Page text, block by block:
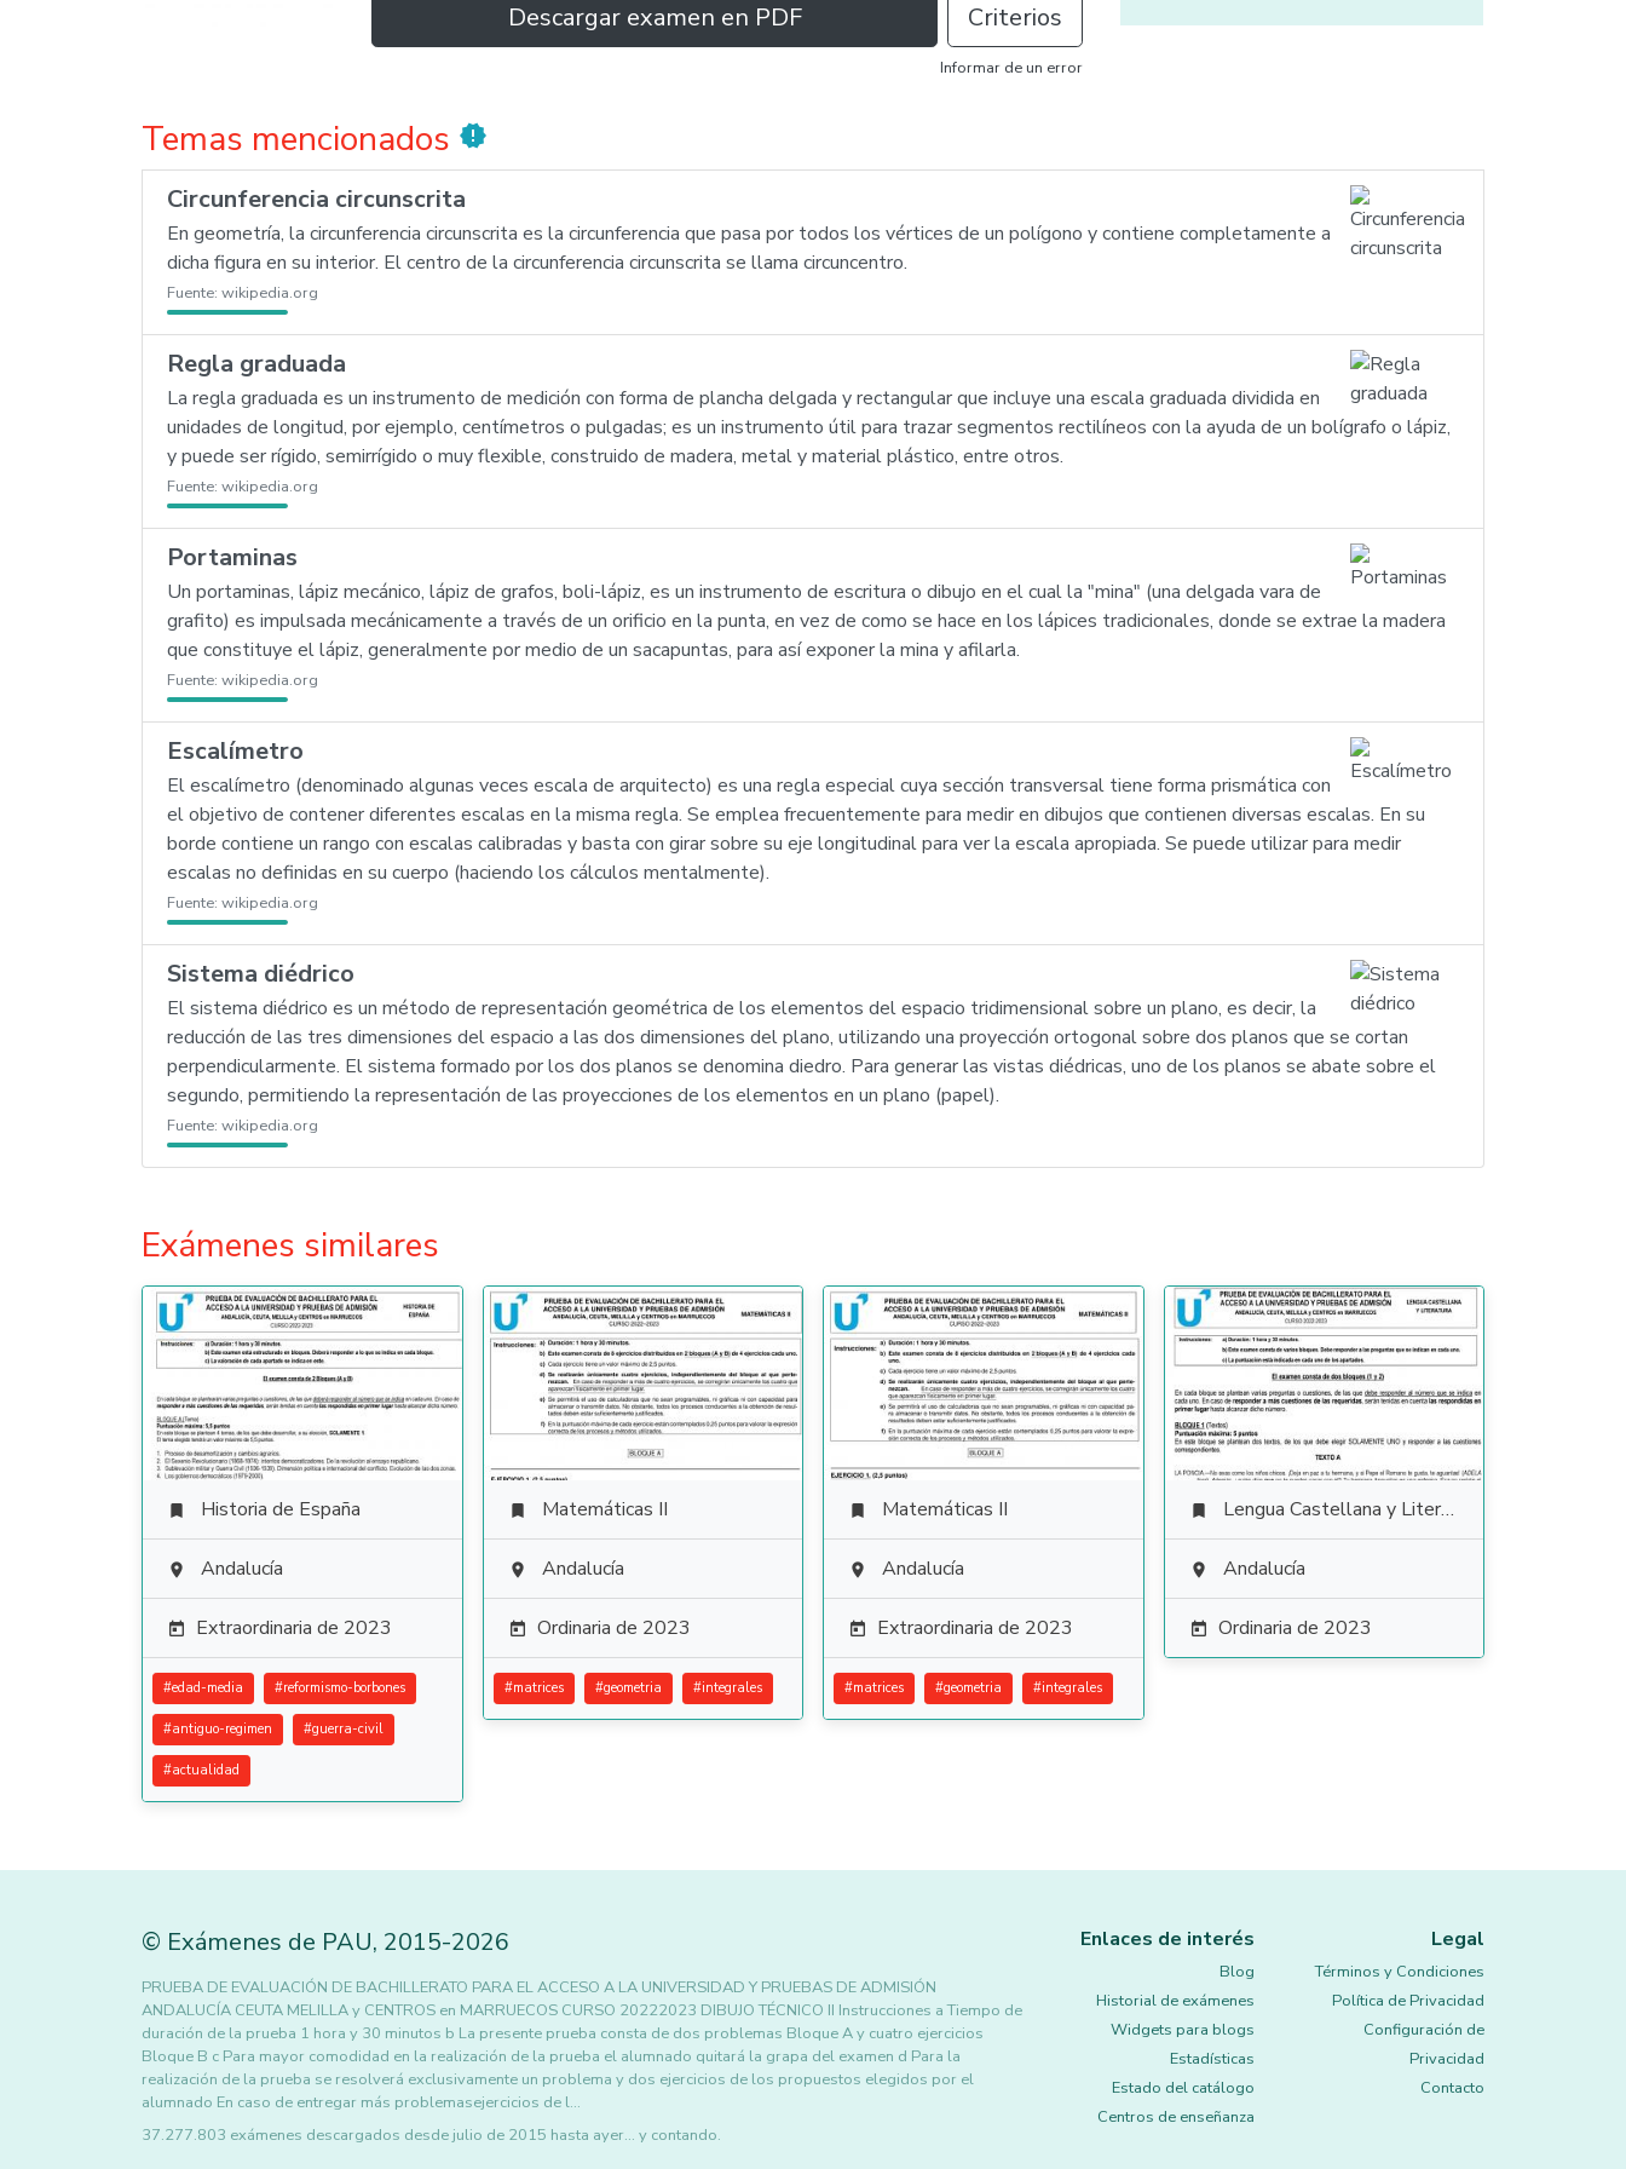
Descargar examen en PDF Criterios
Informar de un error
Temas mencionados new_releases
Circunferencia circunscrita
En geometría, la circunferencia circunscrita es la circunferencia que pasa por todos los vértices de un polígono y contiene completamente a
dicha figura en su interior. El centro de la circunferencia circunscrita se llama circuncentro.
Fuente: wikipedia.org
Regla graduada
La regla graduada es un instrumento de medición con forma de plancha delgada y rectangular que incluye una escala graduada dividida en
unidades de longitud, por ejemplo, centímetros o pulgadas; es un instrumento útil para trazar segmentos rectilíneos con la ayuda de un bolígrafo o lápiz,
y puede ser rígido, semirrígido o muy flexible, construido de madera, metal y material plástico, entre otros.
Fuente: wikipedia.org
Portaminas
Un portaminas, lápiz mecánico, lápiz de grafos, boli-lápiz, es un instrumento de escritura o dibujo en el cual la "mina" (una delgada vara de
grafito) es impulsada mecánicamente a través de un orificio en la punta, en vez de como se hace en los lápices tradicionales, donde se extrae la madera
que constituye el lápiz, generalmente por medio de un sacapuntas, para así exponer la mina y afilarla.
Fuente: wikipedia.org
Escalímetro
El escalímetro (denominado algunas veces escala de arquitecto) es una regla especial cuya sección transversal tiene forma prismática con
el objetivo de contener diferentes escalas en la misma regla. Se emplea frecuentemente para medir en dibujos que contienen diversas escalas. En su
borde contiene un rango con escalas calibradas y basta con girar sobre su eje longitudinal para ver la escala apropiada. Se puede utilizar para medir
escalas no definidas en su cuerpo (haciendo los cálculos mentalmente).
Fuente: wikipedia.org
Sistema diédrico
El sistema diédrico es un método de representación geométrica de los elementos del espacio tridimensional sobre un plano, es decir, la
reducción de las tres dimensiones del espacio a las dos dimensiones del plano, utilizando una proyección ortogonal sobre dos planos que se cortan
perpendicularmente. El sistema formado por los dos planos se denomina diedro. Para generar las vistas diédricas, uno de los planos se abate sobre el
segundo, permitiendo la representación de las proyecciones de los elementos en un plano (papel).
Fuente: wikipedia.org
Exámenes similares
 Historia de España
 Andalucía
 Extraordinaria de 2023
#edad-media #reformismo-borbones
#antiguo-regimen #guerra-civil
#actualidad
 Matemáticas II
 Andalucía
 Ordinaria de 2023
#matrices #geometria #integrales
 Matemáticas II
 Andalucía
 Extraordinaria de 2023
#matrices #geometria #integrales
 Lengua Castellana y Literatura
 Andalucía
 Ordinaria de 2023
© Exámenes de PAU, 2015-2026
PRUEBA DE EVALUACIÓN DE BACHILLERATO PARA EL ACCESO A LA UNIVERSIDAD Y PRUEBAS DE ADMISIÓN
ANDALUCÍA CEUTA MELILLA y CENTROS en MARRUECOS CURSO 20222023 DIBUJO TÉCNICO II Instrucciones a Tiempo de
duración de la prueba 1 hora y 30 minutos b La presente prueba consta de dos problemas Bloque A y cuatro ejercicios
Bloque B c Para mayor comodidad en la realización de la prueba el alumnado quitará la grapa del examen d Para la
realización de la prueba se resolverá exclusivamente un problema y dos ejercicios de los propuestos elegidos por el
alumnado En caso de entregar más problemasejercicios de l…
37.277.803 exámenes descargados desde julio de 2015 hasta ayer... y contando.
Enlaces de interés
Blog
Historial de exámenes
Widgets para blogs
Estadísticas
Estado del catálogo
Centros de enseñanza
Legal
Términos y Condiciones
Política de Privacidad
Configuración de
Privacidad
Contacto